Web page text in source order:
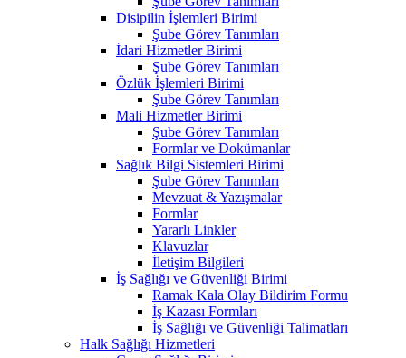
Disipilin İşlemleri Birimi
Şube Görev Tanımları
İdari Hizmetler Birimi
Şube Görev Tanımları
Özlük İşlemleri Birimi
Şube Görev Tanımları
Mali Hizmetler Birimi
Şube Görev Tanımları
Formlar ve Dokümanlar
Sağlık Bilgi Sistemleri Birimi
Şube Görev Tanımları
Mevzuat & Yazışmalar
Formlar
Yararlı Linkler
Klavuzlar
İletişim Bilgileri
İş Sağlığı ve Güvenliği Birimi
Ramak Kala Olay Bildirim Formu
İş Kazası Formları
İş Sağlığı ve Güvenliği Talimatları
Halk Sağlığı Hizmetleri